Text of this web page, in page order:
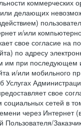
коммерческих
делающих
и/или
свое согласие на
по адресу
им при
и/или мобильного
Услугах
свое
сетей в
через Интернет